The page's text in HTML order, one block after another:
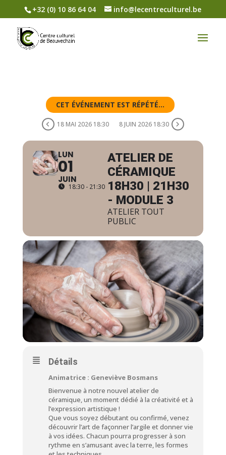
+32 (0) 10 86 64 04 info@lecentreculturel.be
CET ÉVÉNEMENT EST RÉPÉTÉ...
18 MAI 2026 18:30 8 JUIN 2026 18:30
LUN
01
JUIN
18:30 - 21:30
ATELIER DE
CÉRAMIQUE
18H30 | 21H30
- MODULE 3
ATELIER TOUT
PUBLIC
Détails
Animatrice : Geneviève Bosmans
Bienvenue à notre nouvel atelier de
céramique, un moment dédié à la créativité et à
l’expression artistique !
Que vous soyez débutant ou confirmé, venez
découvrir l’art de façonner l’argile et donner vie
à vos idées. Chacun pourra progresser à son
rythme en s’amusant avec la terre, les formes